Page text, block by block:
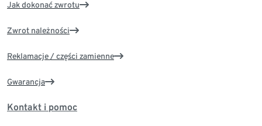
Jak dokonać zwrotu
Zwrot należności
Reklamacje / części zamienne
Gwarancja
Kontakt i pomoc